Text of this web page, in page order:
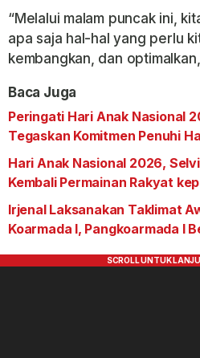
“Melalui malam puncak ini,
apa saja hal-hal yang perlu
kembangkan, dan
Baca Juga
Peringati Hari Anak Nasional
Tegaskan Komitmen Penuhi
Hari Anak Nasional 2026,
Kembali Permainan Rakyat
Irjenal Laksanakan Taklimat
Koarmada I, Pangkoarmada I